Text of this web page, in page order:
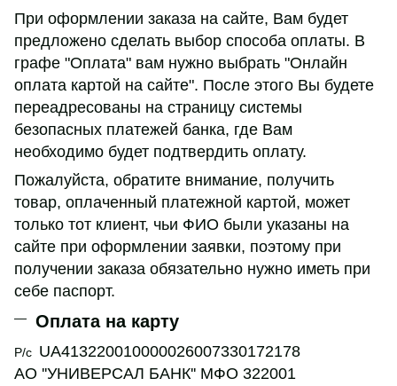
При оформлении заказа на сайте, Вам будет
предложено сделать выбор способа оплаты. В
графе "Оплата" вам нужно выбрать "Онлайн
оплата картой на сайте". После этого Вы будете
переадресованы на страницу системы
безопасных платежей банка, где Вам
необходимо будет подтвердить оплату.
Пожалуйста, обратите внимание, получить
товар, оплаченный платежной картой, может
только тот клиент, чьи ФИО были указаны на
сайте при оформлении заявки, поэтому при
получении заказа обязательно нужно иметь при
себе паспорт.
Оплата на карту
Р/с UA413220010000026007330172178
АО ''УНИВЕРСАЛ БАНК'' МФО 322001